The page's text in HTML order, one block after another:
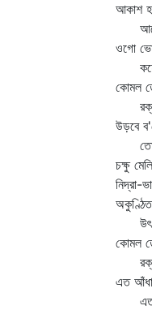
আকাশ
ওগো
কহো
কোমল
রক্ত
উড়বে
চক্ষু
নিদ্রা-
কোমল
রক্ত
এত
এতই